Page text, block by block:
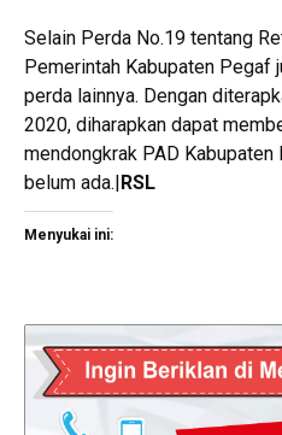
Selain Perda No.19 tentang
Pemerintah Kabupaten Pegaf
perda lainnya. Dengan
2020, diharapkan dapat
mendongkrak PAD
belum ada.|RSL
Menyukai ini: